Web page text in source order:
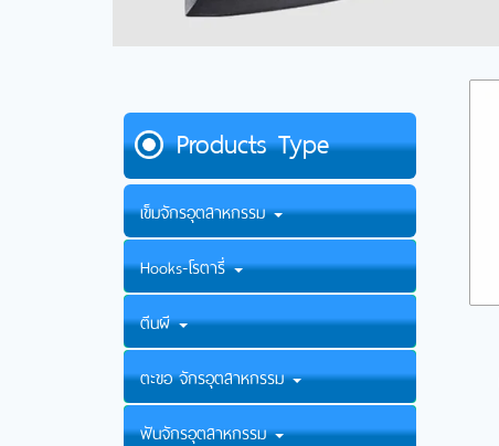
Products Type
เข็มจักรอุตสาหกรรม
Hooks-โรตารี่
ตีนผี
ตะขอ จักรอุตสาหกรรม
ฟันจักรอุตสาหกรรม